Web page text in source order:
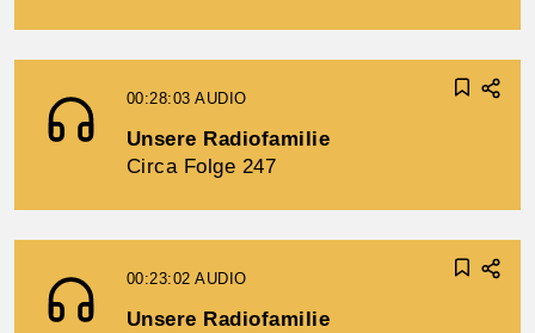
00:28:03AUDIO
Unsere Radiofamilie
Circa Folge 247
00:23:02AUDIO
Unsere Radiofamilie